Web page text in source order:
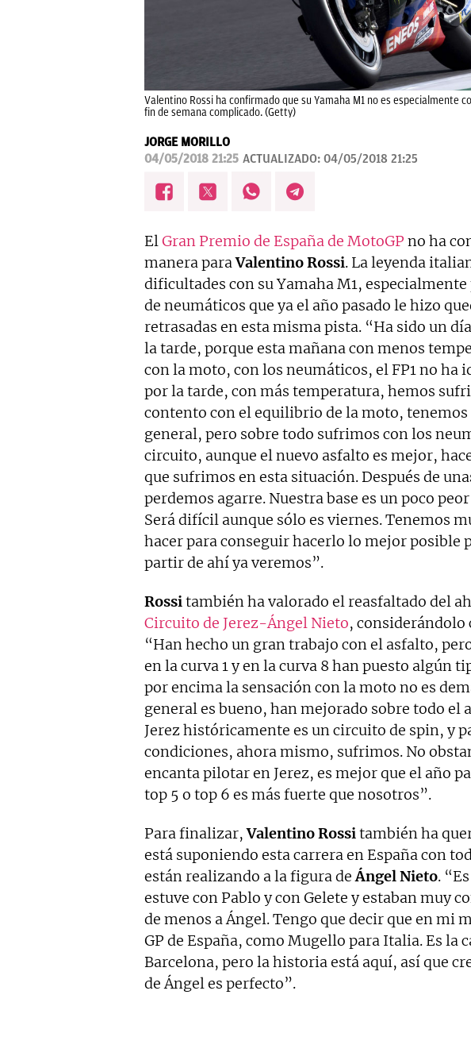
Valentino Rossi ha confirmado que su Yamaha M1 no es especialmente
fin de semana complicado. (Getty)
JORGE MORILLO
04/05/2018 21:25 ACTUALIZADO: 04/05/2018 21:25
ElGran Premio de España de MotoGP no ha
manera paraValentino Rossi. La leyenda
dificultades con su Yamaha M1,
de neumáticos que ya el año pasado le hizo
retrasadas en esta misma pista. “Ha sido un
la tarde, porque esta mañana con menos
con la moto, con los neumáticos, el FP1 no ha
por la tarde, con más temperatura, hemos
contento con el equilibrio de la moto,
general, pero sobre todo sufrimos con los
circuito, aunque el nuevo asfalto es mejor,
que sufrimos en esta situación. Después de
perdemos agarre. Nuestra base es un poco
Será difícil aunque sólo es viernes. Tenemos
hacer para conseguir hacerlo lo mejor posible
partir de ahí ya veremos”.
Rossitambién ha valorado el reasfaltado del
Circuito de Jerez-Ángel Nieto, considerándolo
“Han hecho un gran trabajo con el asfalto,
en la curva 1 y en la curva 8 han puesto algún
por encima la sensación con la moto no es
general es bueno, han mejorado sobre todo el
Jerez históricamente es un circuito de spin, y
condiciones, ahora mismo, sufrimos. No
encanta pilotar en Jerez, es mejor que el año
top 5 o top 6 es más fuerte que nosotros”.
Para finalizar,Valentino Rossitambién ha
está suponiendo esta carrera en España con
están realizando a la figura deÁngel Nieto.
estuve con Pablo y con Gelete y estaban muy
de menos a Ángel. Tengo que decir que en mi
GP de España, como Mugello para Italia. Es la
Barcelona, pero la historia está aquí, así que
de Ángel es perfecto”.